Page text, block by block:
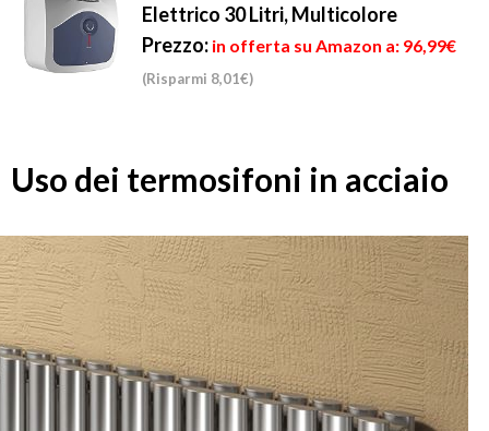
Elettrico 30 Litri, Multicolore
Prezzo: in offerta su Amazon a: 96,99€
(Risparmi 8,01€)
Uso dei termosifoni in acciaio